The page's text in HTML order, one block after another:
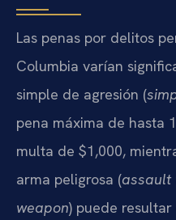
Las penas por delitos
Columbia varían
simple de agresión (
pena máxima de hasta
multa de $1,000,
arma peligrosa (assault
weapon) puede